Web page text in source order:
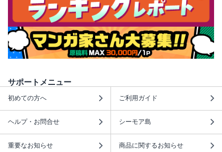
サポートメニュー
初めての方へ ご利用ガイド
ヘルプ・お問合せ シーモア島
重要なお知らせ 商品に関するお知らせ